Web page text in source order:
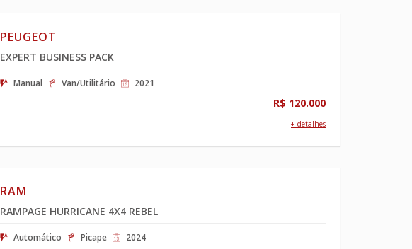
PEUGEOT
EXPERT BUSINESS PACK
Manual Van/Utilitário 2021
R$ 120.000
+ detalhes
RAM
RAMPAGE HURRICANE 4X4 REBEL
Automático Picape 2024